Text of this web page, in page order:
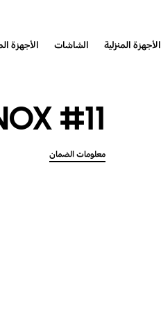
الأجهزة المنزلية الشاشات الأجهزة
#11
معلومات الضمان